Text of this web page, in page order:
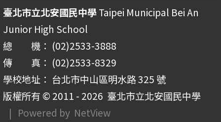
臺北市立北安國民中學Taipei Municipal Bei An
Junior High School
總 機： (02)2533-3888
傳 真： (02)2533-8329
學校地址： 台北市中山區明水路 325 號
版權所有 © 2011 - 2026 臺北市立北安國民中學
| Powered by NetView